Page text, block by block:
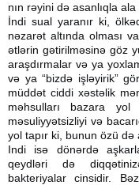
nın rəyini də asanlıqla ala
İndi sual yaranır ki,
nəzarət altında olması
ətlərin gətirilməsinə göz
araşdırmalar və ya
və ya “bizdə işləyirik”
müddət ciddi xəstəlik
məhsulları bazara
məsuliyyətsizliyi və
yol tapır ki, bunun özü də
Indi isə dönərdə
qeydləri də
bakteriyalar cinsidir.